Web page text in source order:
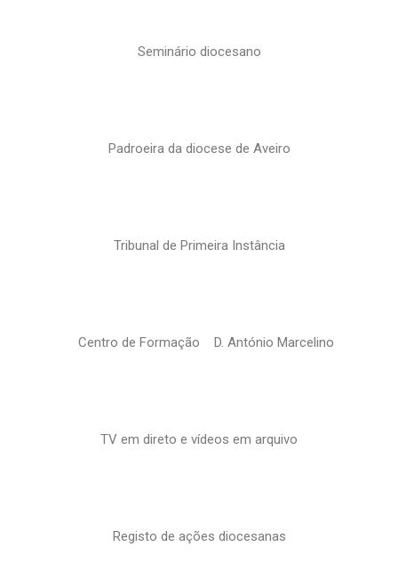
Seminário diocesano
Padroeira da diocese de Aveiro
Tribunal de Primeira Instância
Centro de Formação D. António Marcelino
TV em direto e vídeos em arquivo
Registo de ações diocesanas